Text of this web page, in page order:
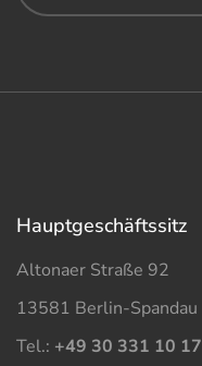
Haupt­geschäfts­sitz
Altonaer Straße 92
13581 Berlin-Spandau
Tel.: +49 30 331 10 17